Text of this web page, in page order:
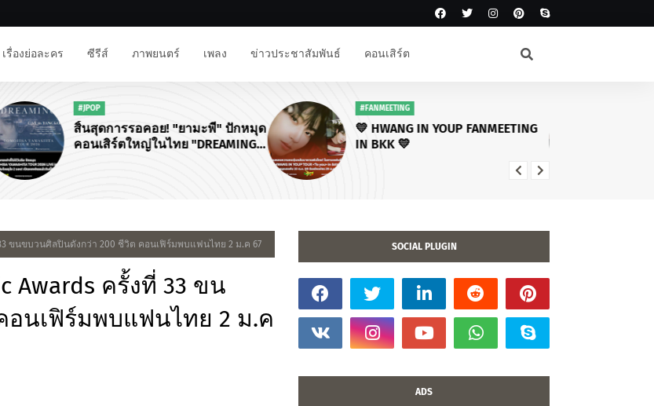
เรื่องย่อละคร ซีรีส์ ภาพยนตร์ เพลง ข่าวประชาสัมพันธ์ คอนเสิร์ต
#FANMEETING
💛 HWANG IN YOUP FANMEETING
IN BKK 💛
#โหนกระแส
ครอบครัวเผยติดใจสาเหตุ “ฮลุน
โซโล่” เสียชีวิต - ลุยนำร่างกลับไทย
ขนขบวนศิลปินดังกว่า 200 ชีวิต คอนเฟิร์มพบแฟนไทย 2 ม.ค 67
Awards ครั้งที่ 33 ขน
นเฟิร์มพบแฟนไทย 2 ม.ค
SOCIAL PLUGIN
ADS